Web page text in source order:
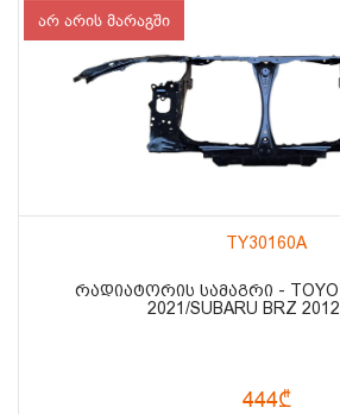
არ არის მარაგში
TY30160A
ᲠᲐᲓᲘᲐᲢᲝᲠᲘᲡ ᲡᲐᲛᲐᲒᲠᲘ -
2021/SUBARU BRZ
444₾